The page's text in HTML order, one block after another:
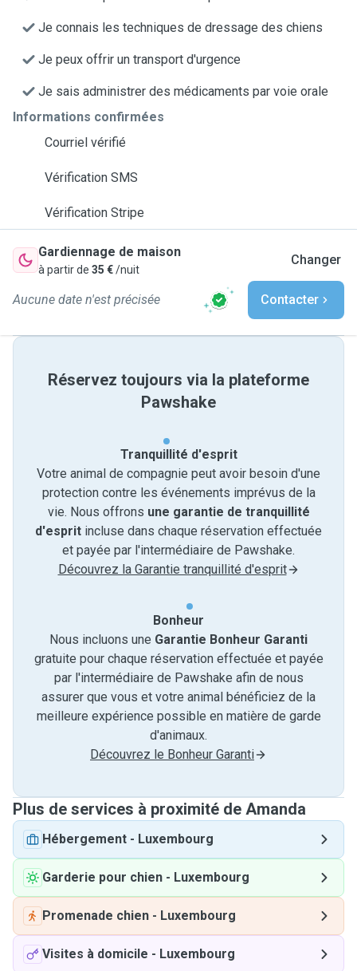
Je connais les techniques de dressage des chiens
Je peux offrir un transport d'urgence
Je sais administrer des médicaments par voie orale
Informations confirmées
Courriel vérifié
Vérification SMS
Vérification Stripe
Gardiennage de maison
à partir de 35 €/nuit
Changer
Aucune date n'est précisée Contacter
Réservez toujours via la plateforme
Pawshake
Tranquillité d'esprit
Votre animal de compagnie peut avoir besoin d'une
protection contre les événements imprévus de la
vie. Nous offrons une garantie de tranquillité
d'esprit incluse dans chaque réservation effectuée
et payée par l'intermédiaire de Pawshake.
Découvrez la Garantie tranquillité d'esprit
Bonheur
Nous incluons une Garantie Bonheur Garanti
gratuite pour chaque réservation effectuée et payée
par l'intermédiaire de Pawshake afin de nous
assurer que vous et votre animal bénéficiez de la
meilleure expérience possible en matière de garde
d'animaux.
Découvrez le Bonheur Garanti
Plus de services à proximité de Amanda
Hébergement - Luxembourg
Garderie pour chien - Luxembourg
Promenade chien - Luxembourg
Visites à domicile - Luxembourg